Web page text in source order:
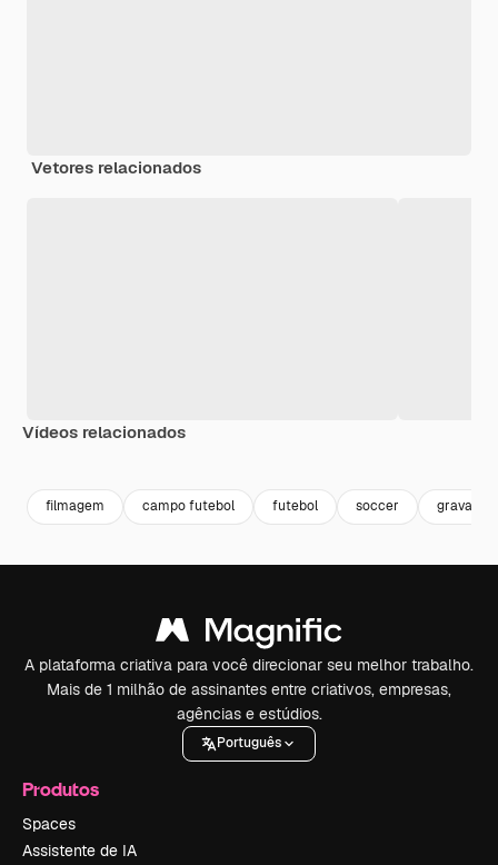
Vetores relacionados
Vídeos relacionados
filmagem campo futebol futebol soccer gravação
A plataforma criativa para você direcionar seu melhor trabalho.
Mais de 1 milhão de assinantes entre criativos, empresas,
agências e estúdios.
Português
Produtos
Spaces
Assistente de IA